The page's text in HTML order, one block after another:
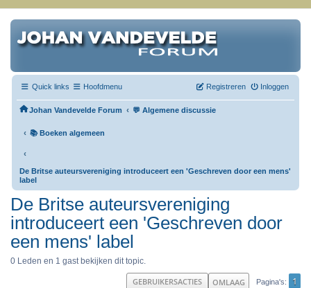
Quick links Hoofdmenu Inloggen
Registreren
Johan Vandevelde Forum ‹ 💬 Algemene discussie
‹ 📚 Boeken algemeen
‹
De Britse auteursvereniging introduceert een 'Geschreven door een mens'
label
De Britse auteursvereniging
introduceert een 'Geschreven door
een mens' label
0 Leden en 1 gast bekijken dit topic.
OMLAAG Pagina's 1
GEBRUIKERSACTIES